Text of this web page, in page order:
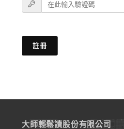
註冊
大師輕鬆讀股份有限公司